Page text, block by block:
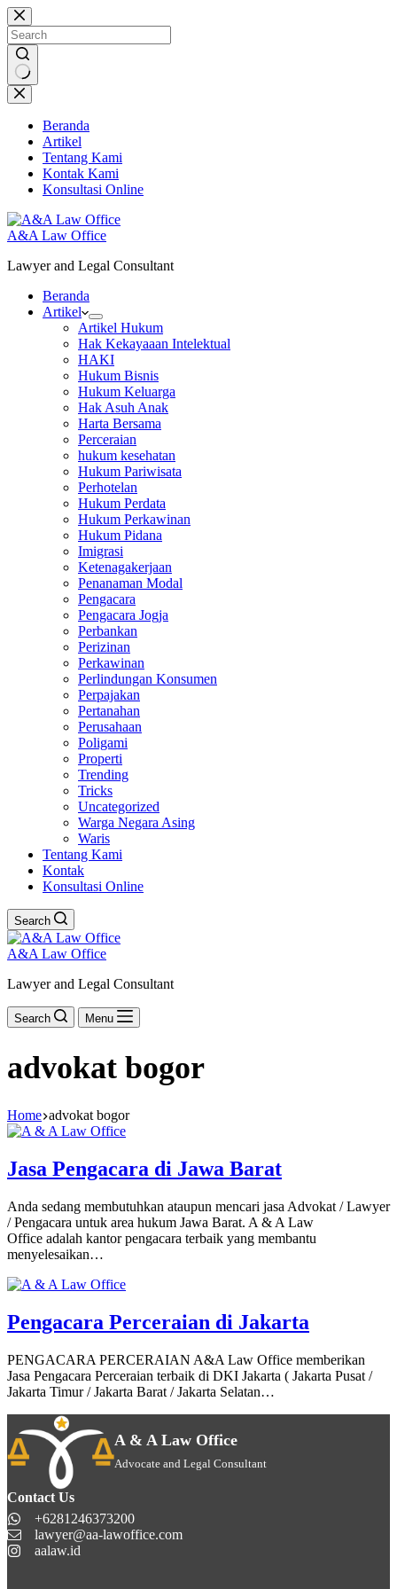
Skip
to
content
No
results
Beranda
Artikel
Tentang Kami
Kontak Kami
Konsultasi Online
A&A Law Office
Lawyer and Legal Consultant
Beranda
Artikel
Artikel Hukum
Hak Kekayaaan Intelektual
HAKI
Hukum Bisnis
Hukum Keluarga
Hak Asuh Anak
Harta Bersama
Perceraian
hukum kesehatan
Hukum Pariwisata
Perhotelan
Hukum Perdata
Hukum Perkawinan
Hukum Pidana
Imigrasi
Ketenagakerjaan
Penanaman Modal
Pengacara
Pengacara Jogja
Perbankan
Perizinan
Perkawinan
Perlindungan Konsumen
Perpajakan
Pertanahan
Perusahaan
Poligami
Properti
Trending
Tricks
Uncategorized
Warga Negara Asing
Waris
Tentang Kami
Kontak
Konsultasi Online
Search
A&A Law Office
Lawyer and Legal Consultant
Search Menu
advokat bogor
Home advokat bogor
Jasa Pengacara di Jawa Barat
Anda sedang membutuhkan ataupun mencari jasa Advokat / Lawyer
/ Pengacara untuk area hukum Jawa Barat. A & A Law
Office adalah kantor pengacara terbaik yang membantu
menyelesaikan…
Pengacara Perceraian di Jakarta
PENGACARA PERCERAIAN A&A Law Office memberikan
Jasa Pengacara Perceraian terbaik di DKI Jakarta ( Jakarta Pusat /
Jakarta Timur / Jakarta Barat / Jakarta Selatan…
A & A Law Office
Advocate and Legal Consultant
Contact Us
+6281246373200
lawyer@aa-lawoffice.com
aalaw.id